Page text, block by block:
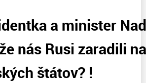
a minister
nás Rusi zaradili
štátov? !